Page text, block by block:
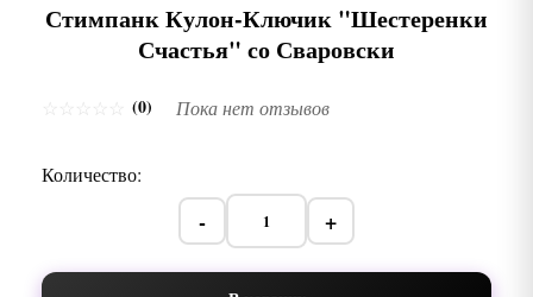
Стимпанк Кулон-Ключик "Шестеренки
Счастья" со Сваровски
(0) Пока нет отзывов
Количество:
- +